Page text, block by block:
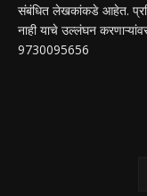
संबंधित लेखकांकडे आहेत.
नाही याचे उल्लंघन
9730095656